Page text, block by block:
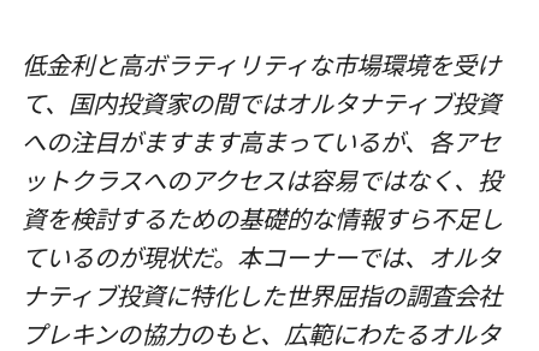
低金利と高ボラティリティな市場環境を受け
て、国内投資家の間ではオルタナティブ投資
への注目がますます高まっているが、各アセ
ットクラスへのアクセスは容易ではなく、投
資を検討するための基礎的な情報すら不足し
ているのが現状だ。本コーナーでは、オルタ
ナティブ投資に特化した世界屈指の調査会社
プレキンの協力のもと、広範にわたるオルタ